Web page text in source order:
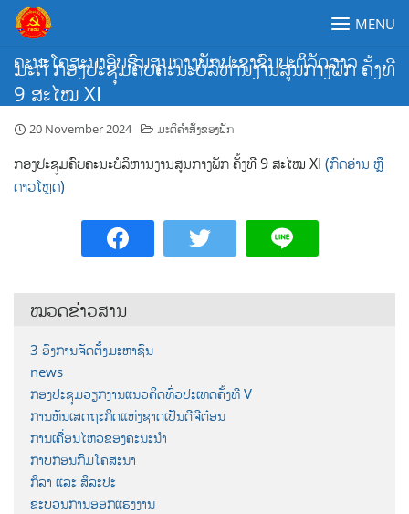
Skip
content
ຄະນະໂຄສະນາອົບຮົມສູນກາງພັກປະຊາຊົນປະຕິວັດລາວ
MENU
ມະຕິ ກອງປະຊຸມຄົບຄະນະບໍລິຫານງານສູນກາງພັກ ຄັ້ງທີ
9 ສະໄໝ XI
20 November 2024 ມະຕິຄຳສັ່ງຂອງພັກ
ກອງປະຊຸມຄົບຄະນະບໍລິຫານງານສູນກາງພັກ ຄັ້ງທີ 9 ສະໄໝ XI (ກົດອ່ານ ຫຼື
ດາວໂຫຼດ)
ໝວດຂ່າວສານ
3 ອົງການຈັດຕັ້ງມະຫາຊົນ
news
ກອງປະຊຸມວຽກງານແນວຄິດທົ່ວປະເທດຄັ້ງທີ V
ການຫັນເສດຖະກິດແຫ່ງຊາດເປັນດີຈີຕ໋ອນ
ການເຄື່ອນໄຫວຂອງຄະນະນຳ
ກາບກອນກົມໂຄສະນາ
ກິລາ ແລະ ສິລະປະ
ຂະບວນການອອກແຮງງານ